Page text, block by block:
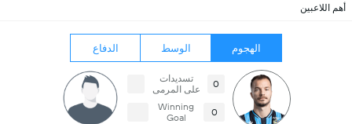
أهم اللاعبين
الهجوم الوسط الدفاع
0
تسديدات
على المرمى
0
Winning
Goal